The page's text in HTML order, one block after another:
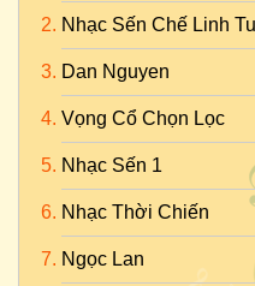
Nhạc Sến Chế Linh
Dan Nguyen
Vọng Cổ Chọn Lọc
Nhạc Sến 1
Nhạc Thời Chiến
Ngọc Lan